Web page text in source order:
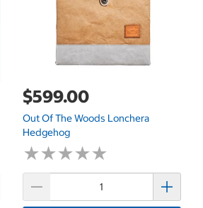
$599.00
Out Of The Woods Lonchera
Hedgehog
★★★★★
★★★★★